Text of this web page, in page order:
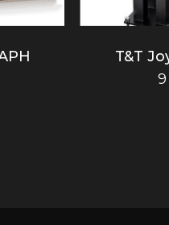
T&T